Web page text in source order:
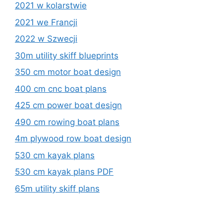
2021 w kolarstwie
2021 we Francji
2022 w Szwecji
30m utility skiff blueprints
350 cm motor boat design
400 cm cnc boat plans
425 cm power boat design
490 cm rowing boat plans
4m plywood row boat design
530 cm kayak plans
530 cm kayak plans PDF
65m utility skiff plans